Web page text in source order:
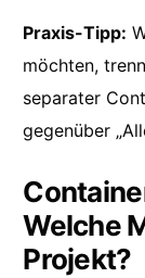
Praxis-Tipp:
möchten,
separater
gegenüber
Welche
Projekt?